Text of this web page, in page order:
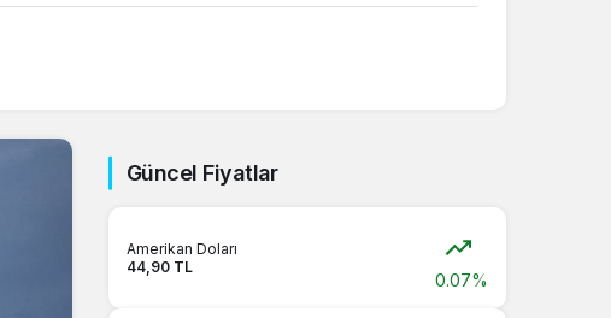
Sistem Modu
Güncel Fiyatlar
Amerikan Doları
44,90 TL
0.07%